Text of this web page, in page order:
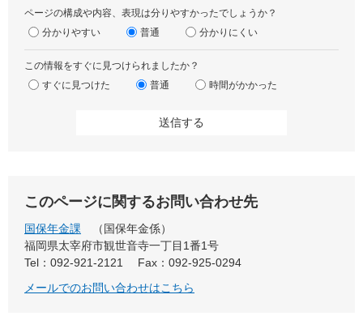
ページの構成や内容、表現は分りやすかったでしょうか？
分かりやすい
普通 分かりにくい
この情報をすぐに見つけられましたか？
すぐに見つけた
普通 時間がかかった
このページに関するお問い合わせ先
国保年金課
国保年金係
福岡県太宰府市観世音寺一丁目1番1号
Tel：092-921-2121
Fax：092-925-0294
メールでのお問い合わせはこちら